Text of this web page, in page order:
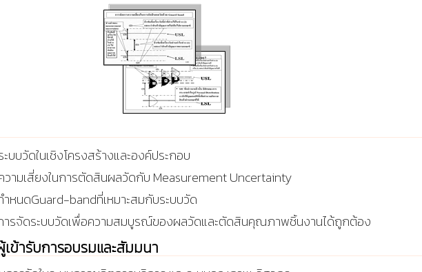
ะบบวัดในเชิงโครงสร้างและองค์ประกอบ
วามเสี่ยงในการตัดสินผลวัดกับ Measurement Uncertainty
ำหนดGuard-bandที่เหมาะสมกับระบบวัด
ารจัดระบบวัดเพื่อความสมบูรณ์ของผลวัดและตัดสินคุณภาพชิ้นงานได้ถูกต้อง
ารับการอบรมและสัมมนา